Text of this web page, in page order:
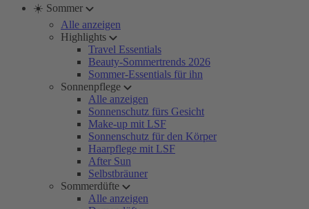
☀️ Sommer
Alle anzeigen
Highlights
Travel Essentials
Beauty-Sommertrends 2026
Sommer-Essentials für ihn
Sonnenpflege
Alle anzeigen
Sonnenschutz fürs Gesicht
Make-up mit LSF
Sonnenschutz für den Körper
Haarpflege mit LSF
After Sun
Selbstbräuner
Sommerdüfte
Alle anzeigen